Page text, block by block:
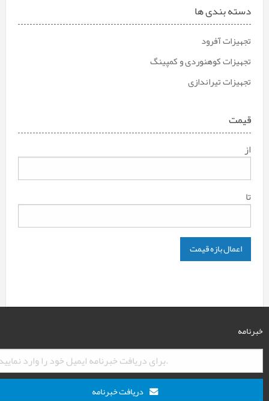
دسته بندی ها
تجهیزات آفرود
تجهیزات کوهنوردی و کمپینگ
تجهیزات تیراندازی
قیمت
از
تا
اعمال بازه قیمت
خبرنامه
دریافت خبرنامه